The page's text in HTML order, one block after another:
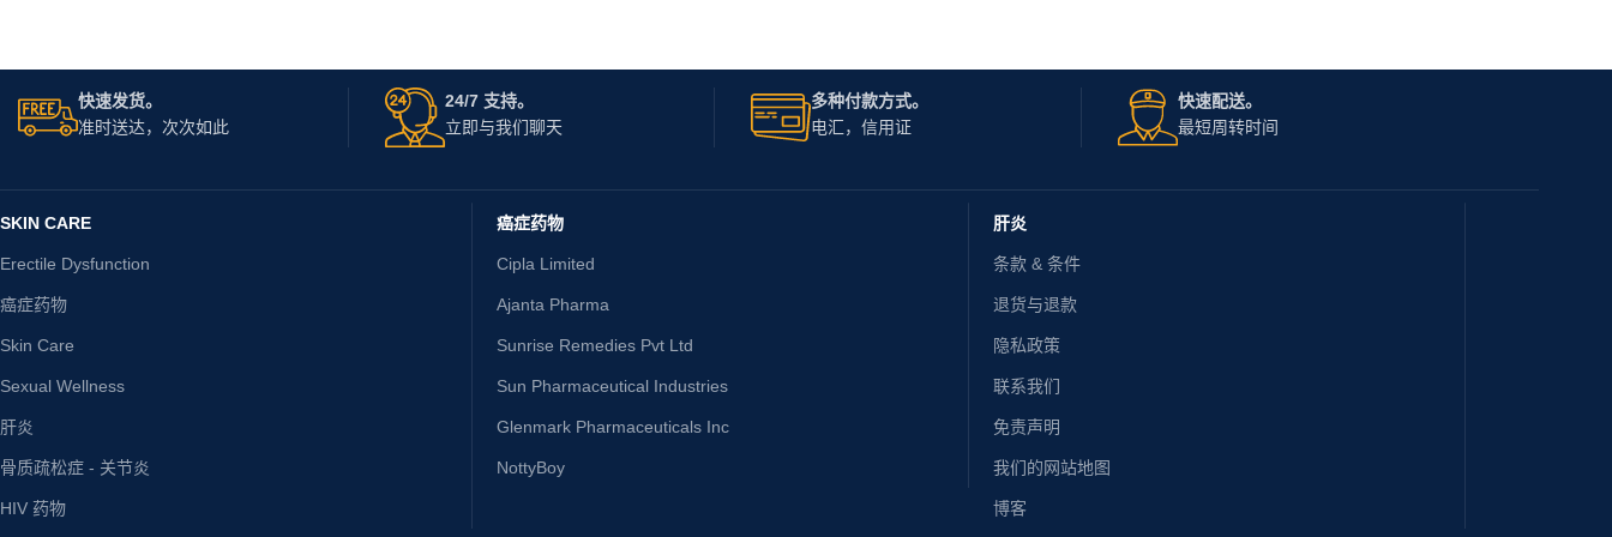
快速发货。
准时送达，次次如此
24/7 支持。
立即与我们聊天
多种付款方式。
电汇，信用证
快速配送。
最短周转时间
SKIN CARE
Erectile Dysfunction
癌症药物
Skin Care
Sexual Wellness
肝炎
骨质疏松症 - 关节炎
HIV 药物
癌症药物
Cipla Limited
Ajanta Pharma
Sunrise Remedies Pvt Ltd
Sun Pharmaceutical Industries
Glenmark Pharmaceuticals Inc
NottyBoy
肝炎
条款 & 条件
退货与退款
隐私政策
联系我们
免责声明
我们的网站地图
博客